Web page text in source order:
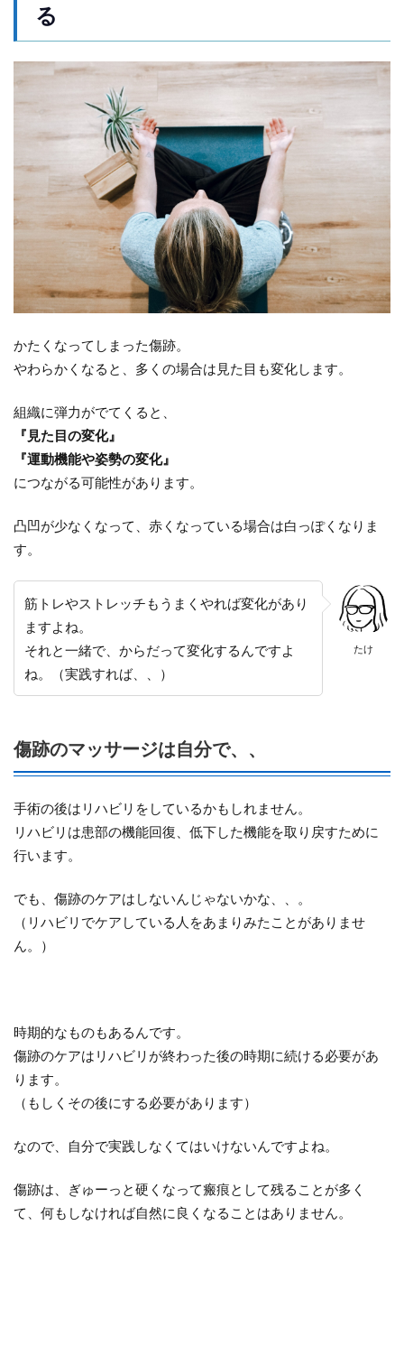
る
かたくなってしまった傷跡。
やわらかくなると、多くの場合は見た目も変化します。
組織に弾力がでてくると、
『見た目の変化』
『運動機能や姿勢の変化』
につながる可能性があります。
凸凹が少なくなって、赤くなっている場合は白っぽくなりま
す。
たけ
筋トレやストレッチもうまくやれば変化があり
ますよね。
それと一緒で、からだって変化するんですよ
ね。（実践すれば、、）
傷跡のマッサージは自分で、、
手術の後はリハビリをしているかもしれません。
リハビリは患部の機能回復、低下した機能を取り戻すために
行います。
でも、傷跡のケアはしないんじゃないかな、、。
（リハビリでケアしている人をあまりみたことがありませ
ん。）
時期的なものもあるんです。
傷跡のケアはリハビリが終わった後の時期に続ける必要があ
ります。
（もしくその後にする必要があります）
なので、自分で実践しなくてはいけないんですよね。
傷跡は、ぎゅーっと硬くなって瘢痕として残ることが多く
て、何もしなければ自然に良くなることはありません。